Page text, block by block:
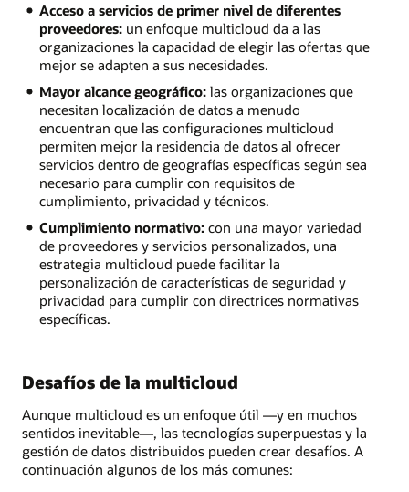
Acceso a servicios de primer nivel de diferentes
proveedores:un enfoque multicloud da a las
organizaciones la capacidad de elegir las ofertas que
mejor se adapten a sus necesidades.
Mayor alcance geográfico:las organizaciones que
necesitan localización de datos a menudo
encuentran que las configuraciones multicloud
permiten mejor la residencia de datos al ofrecer
servicios dentro de geografías específicas según sea
necesario para cumplir con requisitos de
cumplimiento, privacidad y técnicos.
Cumplimiento normativo:con una mayor variedad
de proveedores y servicios personalizados, una
estrategia multicloud puede facilitar la
personalización de características de seguridad y
privacidad para cumplir con directrices normativas
específicas.
Desafíos de la multicloud
Aunque multicloud es un enfoque útil —y en muchos
sentidos inevitable—, las tecnologías superpuestas y la
gestión de datos distribuidos pueden crear desafíos. A
continuación algunos de los más comunes: